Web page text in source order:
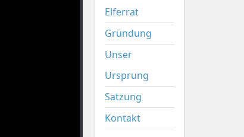
Elferrat
Gründung
Unser
Ursprung
Satzung
Kontakt